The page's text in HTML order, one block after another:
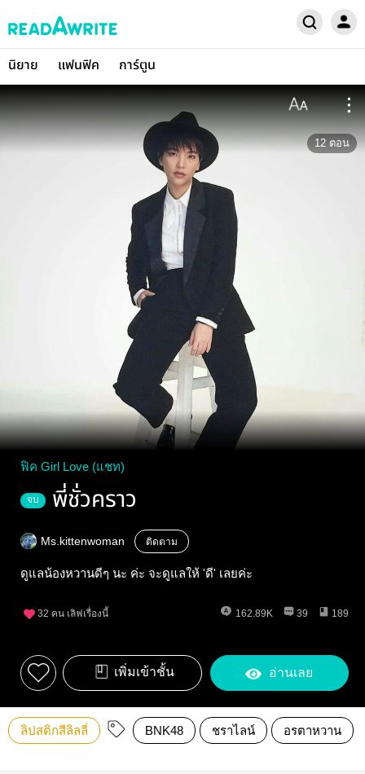
นิยาย แฟนฟิค การ์ตูน
12 ตอน
ฟิค Girl Love (แชท)
จบ พี่ชั่วคราว
Ms.kittenwoman ติดตาม
ดูแลน้องหวานดีๆ นะ ค่ะ จะดูแลให้ 'ดี' เลยค่ะ
32 คน เลิฟเรื่องนี้ 162.89K 39 189
เพิ่มเข้าชั้น อ่านเลย
ลิปสติกสีลิลลี่ BNK48 ชราไลน์ อรตาหวาน